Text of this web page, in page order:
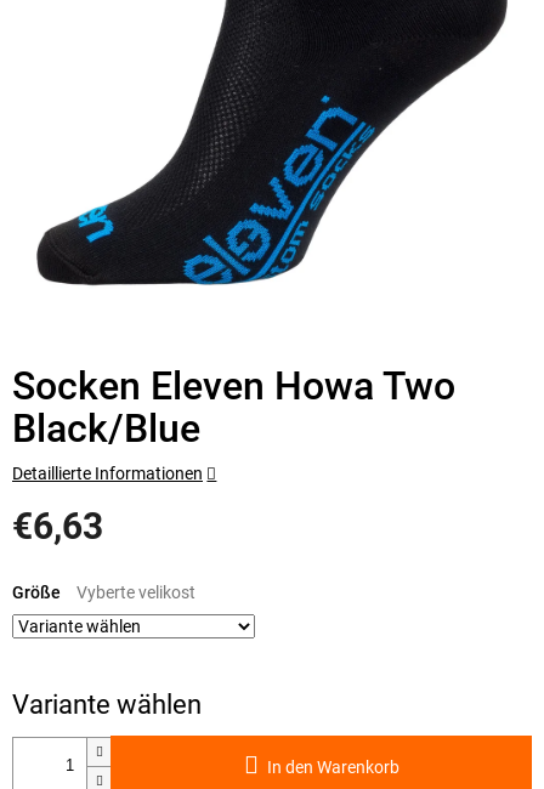
Socken Eleven Howa Two
Black/Blue
€6,63
Größe
In den Warenkorb
Detaillierte Informationen